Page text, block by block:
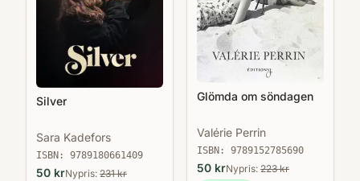
Silver
Sara Kadefors
ISBN: 9789180661409
50 krNypris: 231kr
Glömda om söndagen
Valérie Perrin
ISBN: 9789152785690
50 krNypris: 223kr